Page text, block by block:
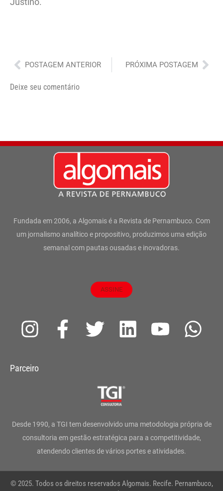
Anterior
POSTAGEM ANTERIOR PRÓXIMA POSTAGEM
Deixe seu comentário
Fundada em 2006, a Algomais é a Revista de Pernambuco. Com
um jornalismo analítico e propositivo, produzimos uma edição
semanal com pautas ousadas e inovadoras.
ASSINE
I
s
g
r
a
m
F
a
o
o
k
-
T
t
e
r
L
d
i
n
Y
b
e
W
a
p
Parceiro
Desde 1990, a TGI tem desenvolvido uma metodologia própria de
consultoria em gestão estratégica para a competitividade,
atendendo clientes de vários portes e atividades.
© 2025. Todos os direitos reservados Algomais. Recife. Pernambuco,